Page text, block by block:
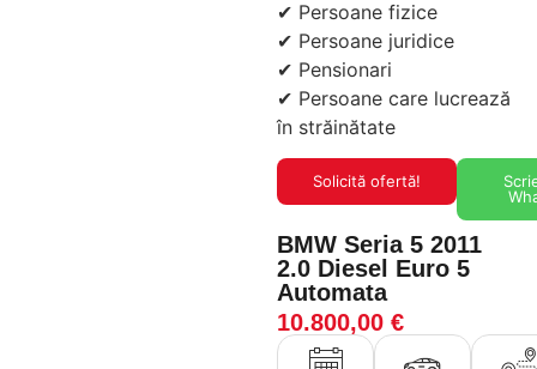
BMW Seria 5 2011
2.0 Diesel Euro 5
Automata
10.800,00€
✔ Persoane fizice
✔ Persoane juridice
✔ Pensionari
✔ Persoane care lucrează
în străinătate
Solicită ofertă!